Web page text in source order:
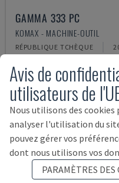
GAMMA 333 PC
KOMAX - MACHINE-OUTIL
RÉPUBLIQUE TCHÈQUE
Avis de
utilisateurs de
Nous utilisons des
analyser l'utilisation du
pouvez gérer vos
dont nous utilisons vos
PARAMÈTRES DES